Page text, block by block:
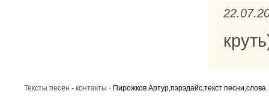
Тексты песен - контакты · Пирожков Артур,пэрэдайс,текст песни,слова